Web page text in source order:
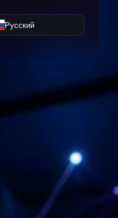
Русский